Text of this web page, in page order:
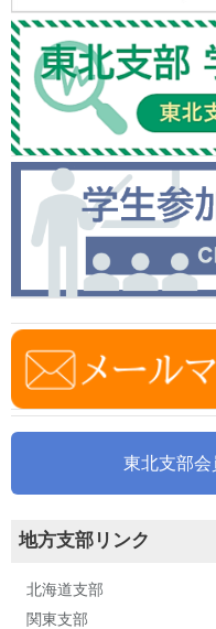
東北支部
地方支部リンク
北海道支部
関東支部